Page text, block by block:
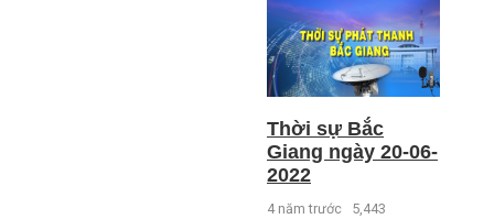
Thời sự Bắc
Giang ngày 20-06-
2022
4 năm trước 5,443